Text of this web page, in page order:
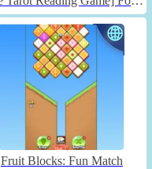
Fruit Blocks: Fun Match